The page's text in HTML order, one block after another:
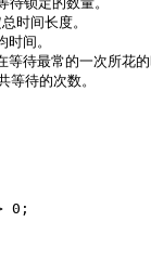
时间长度。
间。
待最常的一次所花的
待的次数。
0;